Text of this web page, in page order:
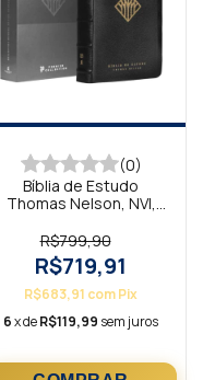
(0)
Bíblia de Estudo
Thomas Nelson, NVI,
Legítimo Preta
R$799,90
R$719,91
R$683,91 comPix
6x deR$119,99 sem juros